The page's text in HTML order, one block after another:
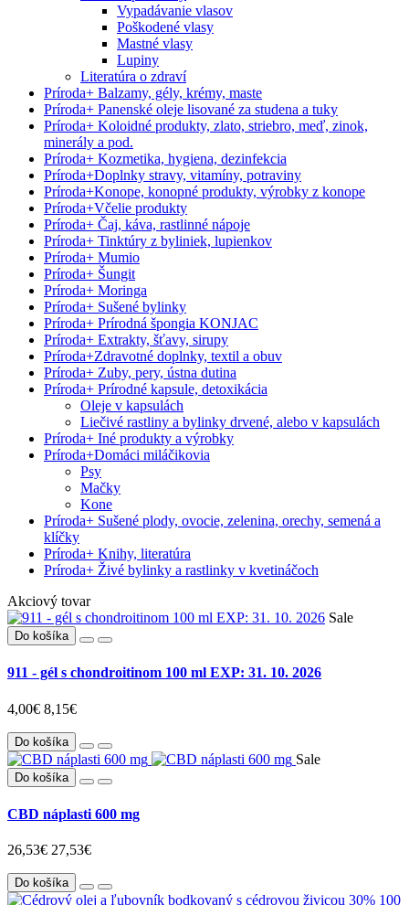
Vypadávanie vlasov
Poškodené vlasy
Mastné vlasy
Lupiny
Literatúra o zdraví
Príroda+ Balzamy, gély, krémy, maste
Príroda+ Panenské oleje lisované za studena a tuky
Príroda+ Koloidné produkty, zlato, striebro, meď, zinok,
minerály a pod.
Príroda+ Kozmetika, hygiena, dezinfekcia
Príroda+Doplnky stravy, vitamíny, potraviny
Príroda+Konope, konopné produkty, výrobky z konope
Príroda+Včelie produkty
Príroda+ Čaj, káva, rastlinné nápoje
Príroda+ Tinktúry z byliniek, lupienkov
Príroda+ Mumio
Príroda+ Šungit
Príroda+ Moringa
Príroda+ Sušené bylinky
Príroda+ Prírodná špongia KONJAC
Príroda+ Extrakty, šťavy, sirupy
Príroda+Zdravotné doplnky, textil a obuv
Príroda+ Zuby, pery, ústna dutina
Príroda+ Prírodné kapsule, detoxikácia
Oleje v kapsulách
Liečivé rastliny a bylinky drvené, alebo v kapsulách
Príroda+ Iné produkty a výrobky
Príroda+Domáci miláčikovia
Psy
Mačky
Kone
Príroda+ Sušené plody, ovocie, zelenina, orechy, semená a
klíčky
Príroda+ Knihy, literatúra
Príroda+ Živé bylinky a rastlinky v kvetináčoch
Akciový tovar
Sale
Do košíka
911 - gél s chondroitinom 100 ml EXP: 31. 10. 2026
4,00€ 8,15€
Do košíka
Sale
Do košíka
CBD náplasti 600 mg
26,53€ 27,53€
Do košíka